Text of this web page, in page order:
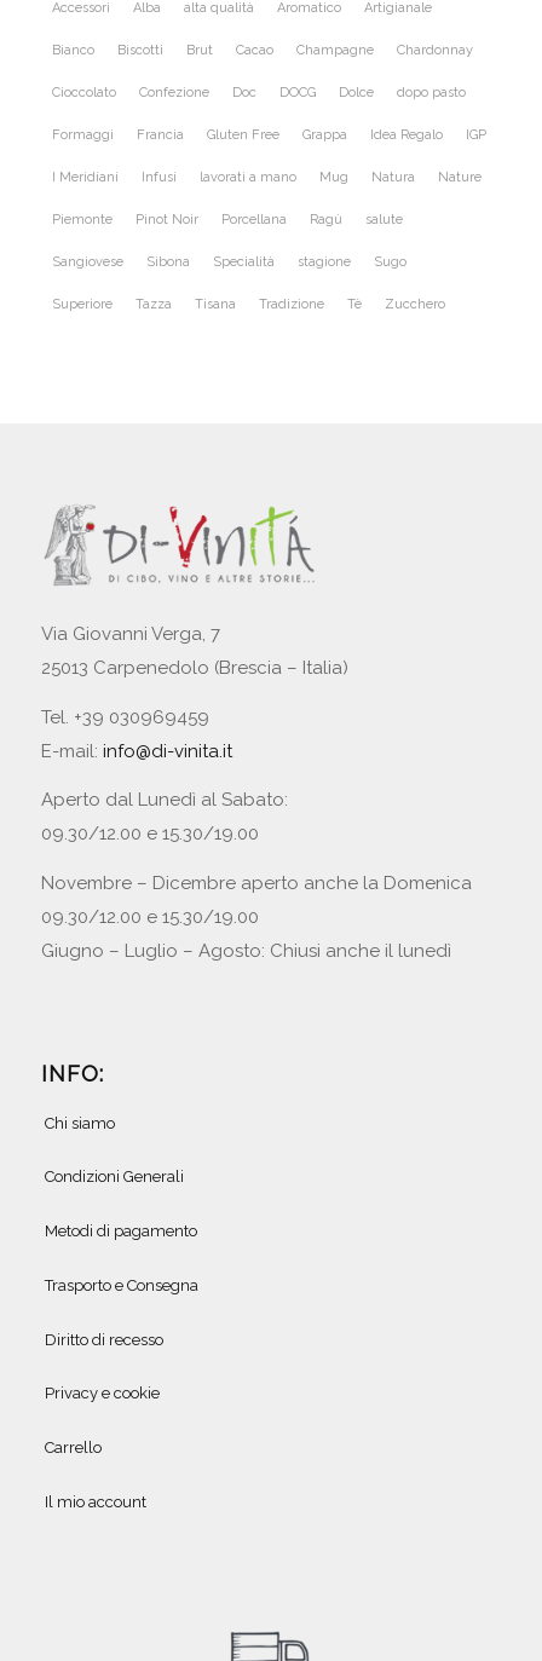
Accessori Alba alta qualità Aromatico Artigianale
Bianco Biscotti Brut Cacao Champagne Chardonnay
Cioccolato Confezione Doc DOCG Dolce dopo pasto
Formaggi Francia Gluten Free Grappa Idea Regalo IGP
I Meridiani Infusi lavorati a mano Mug Natura Nature
Piemonte Pinot Noir Porcellana Ragù salute
Sangiovese Sibona Specialità stagione Sugo
Superiore Tazza Tisana Tradizione Tè Zucchero
Via Giovanni Verga, 7
25013 Carpenedolo (Brescia – Italia)
Tel. +39 030969459
E-mail: info@di-vinita.it
Aperto dal Lunedì al Sabato:
09.30/12.00 e 15.30/19.00
Novembre – Dicembre aperto anche la Domenica
09.30/12.00 e 15.30/19.00
Giugno – Luglio – Agosto: Chiusi anche il lunedì
INFO:
Chi siamo
Condizioni Generali
Metodi di pagamento
Trasporto e Consegna
Diritto di recesso
Privacy e cookie
Carrello
Il mio account